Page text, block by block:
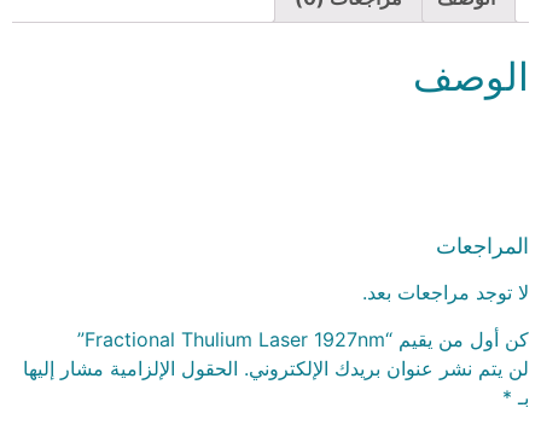
الوصف
المراجعات
لا توجد مراجعات بعد.
كن أول من يقيم “Fractional Thulium Laser 1927nm”
لن يتم نشر عنوان بريدك الإلكتروني. الحقول الإلزامية مشار إليها
بـ *